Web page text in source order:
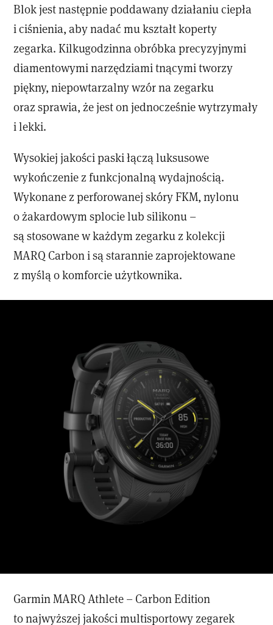
Blok jest następnie poddawany działaniu ciepła
i ciśnienia, aby nadać mu kształt koperty
zegarka. Kilkugodzinna obróbka precyzyjnymi
diamentowymi narzędziami tnącymi tworzy
piękny, niepowtarzalny wzór na zegarku
oraz sprawia, że jest on jednocześnie wytrzymały
i lekki.
Wysokiej jakości paski łączą luksusowe
wykończenie z funkcjonalną wydajnością.
Wykonane z perforowanej skóry FKM, nylonu
o żakardowym splocie lub silikonu –
są stosowane w każdym zegarku z kolekcji
MARQ Carbon i są starannie zaprojektowane
z myślą o komforcie użytkownika.
Garmin MARQ Athlete – Carbon Edition
to najwyższej jakości multisportowy zegarek